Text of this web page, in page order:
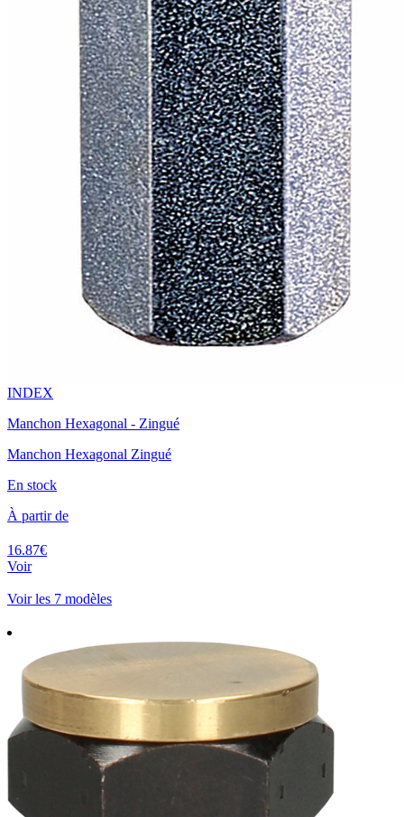
INDEX
Manchon Hexagonal - Zingué
Manchon Hexagonal Zingué
En stock
À partir de
16.87€
Voir
Voir les 7 modèles